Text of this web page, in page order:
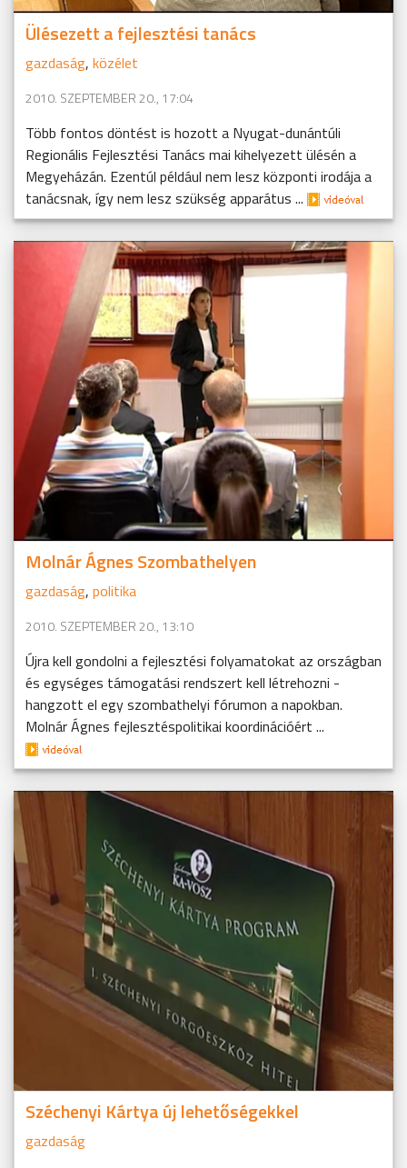
Ülésezett a fejlesztési tanács
gazdaság, közélet
2010. SZEPTEMBER 20., 17:04
Több fontos döntést is hozott a Nyugat-dunántúli
Regionális Fejlesztési Tanács mai kihelyezett ülésén a
Megyeházán. Ezentúl például nem lesz központi irodája a
tanácsnak, így nem lesz szükség apparátus ...
Molnár Ágnes Szombathelyen
gazdaság, politika
2010. SZEPTEMBER 20., 13:10
Újra kell gondolni a fejlesztési folyamatokat az országban
és egységes támogatási rendszert kell létrehozni -
hangzott el egy szombathelyi fórumon a napokban.
Molnár Ágnes fejlesztéspolitikai koordinációért ...
Széchenyi Kártya új lehetőségekkel
gazdaság